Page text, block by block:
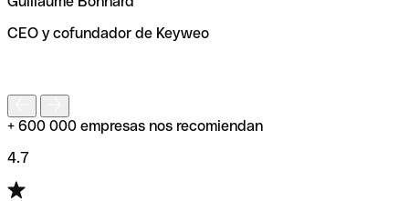
de enviar tu transferencia.
CEO y cofundador de Keyweo
+ 600 000 empresas nos recomiendan
4.7